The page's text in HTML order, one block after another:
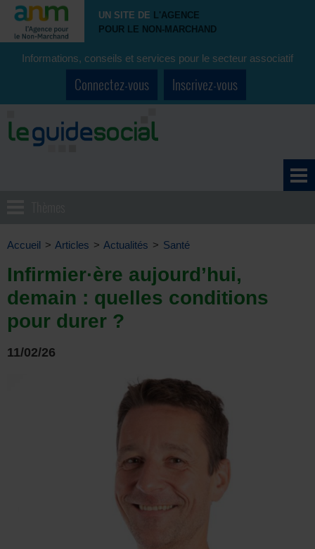
UN SITE DE L'AGENCE
POUR LE NON-MARCHAND
Informations, conseils et services pour le secteur associatif
Connectez-vous Inscrivez-vous
Accueil > Articles > Actualités > Santé
Infirmier·ère aujourd’hui,
demain : quelles conditions
pour durer ?
11/02/26